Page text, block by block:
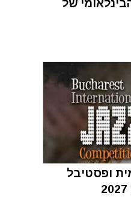
של
ופסטיבל